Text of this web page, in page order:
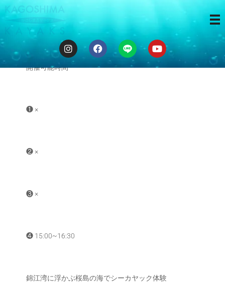
ゆるカヤ体験 ❹
開催可能時間
❶ ×
❷ ×
❸ ×
❹ 15:00~16:30
錦江湾に浮かぶ桜島の海でシーカヤック体験